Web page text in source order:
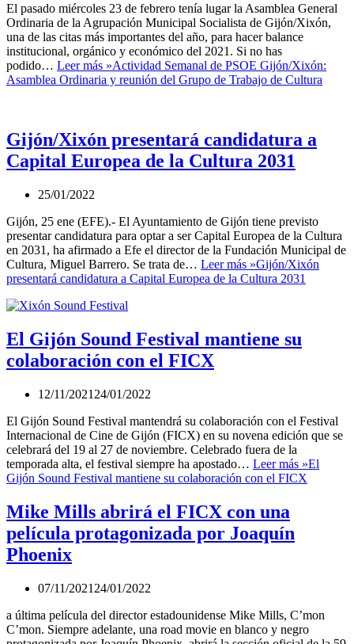
El pasado miércoles 23 de febrero tenía lugar la Asamblea General
Ordinaria de la Agrupación Municipal Socialista de Gijón/Xixón,
una de las citas más importantes del año, para hacer balance
institucional, orgánico y económico del 2021. Si no has
podido… Leer más »Actividad Semanal de PSOE Gijón/Xixón:
Asamblea Ordinaria y reunión del Grupo de Trabajo de Cultura
Gijón/Xixón presentará candidatura a
Capital Europea de la Cultura 2031
25/01/2022
Gijón, 25 ene (EFE).- El Ayuntamiento de Gijón tiene previsto
presentar candidatura para optar a ser Capital Europea de la Cultura
en 2031, ha afirmado a Efe el director de la Fundación Municipal de
Cultura, Miguel Barrero. Se trata de… Leer más »Gijón/Xixón
presentará candidatura a Capital Europea de la Cultura 2031
El Gijón Sound Festival mantiene su
colaboración con el FICX
12/11/2021 24/01/2022
El Gijón Sound Festival mantendrá su colaboración con el Festival
Internacional de Cine de Gijón (FICX) en su novena edición que se
celebrará del 19 al 27 de noviembre. Celebrado fuera de la
temporada alta, el festival siempre ha apostado… Leer más »El
Gijón Sound Festival mantiene su colaboración con el FICX
Mike Mills abrirá el FICX con una
película protagonizada por Joaquín
Phoenix
07/11/2021 24/01/2022
a última película del director estadounidense Mike Mills, C’mon
C’mon. Siempre adelante, una road movie en blanco y negro